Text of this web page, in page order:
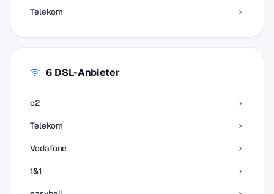
Telekom
6 DSL-Anbieter
o2
Telekom
Vodafone
1&1